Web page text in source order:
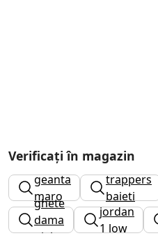
Verificați în magazin
geanta
maro
trappers
baieti
ghete
dama
piele
jordan
1 low